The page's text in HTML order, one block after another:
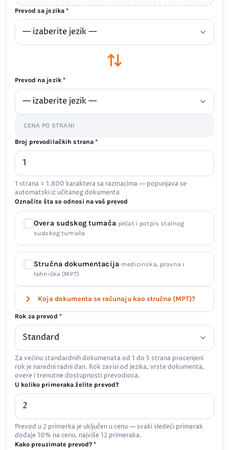
Prevod sa jezika *
Prevod na jezik *
CENA PO STRANI
Broj prevodilačkih strana *
1 strana = 1.800 karaktera sa razmacima — popunjava se
automatski iz učitanog dokumenta
Označite šta se odnosi na vaš prevod
Overa sudskog tumača pečat i potpis stalnog
sudskog tumača
Stručna dokumentacija medicinska, pravna i
tehnička (MPT)
Koja dokumenta se računaju kao stručna (MPT)?
Rok za prevod *
Za većinu standardnih dokumenata od 1 do 5 strana procenjeni
rok je naredni radni dan. Rok zavisi od jezika, vrste dokumenta,
overe i trenutne dostupnosti prevodioca.
U koliko primeraka želite prevod?
Prevod u 2 primerka je uključen u cenu — svaki sledeći primerak
dodaje 10% na cenu, najviše 12 primeraka.
Kako preuzimate prevod? *